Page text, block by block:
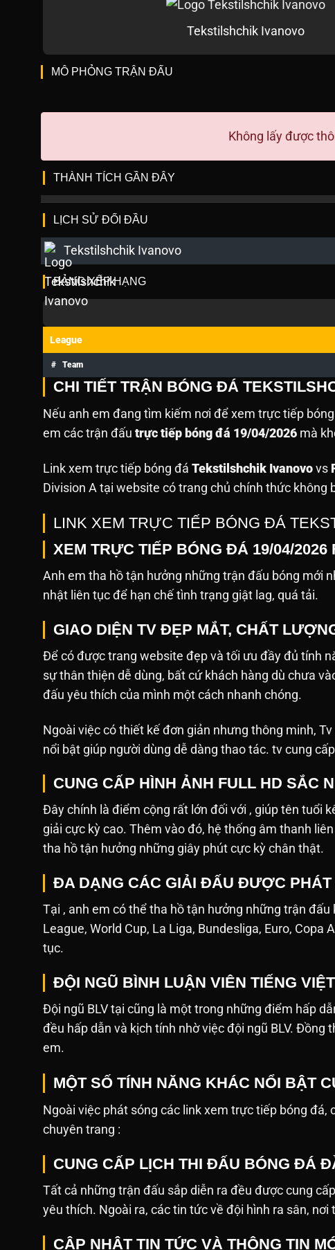
Tekstilshchik Ivanovo
MÔ PHỎNG TRẬN ĐẤU
Không lấy được
THÀNH TÍCH GẦN ĐÂY
LỊCH SỬ ĐỐI ĐẦU
Tekstilshchik Ivanovo
BẢNG XẾP HẠNG
League
# Team
CHI TIẾT TRẬN BÓNG ĐÁ
Nếu anh em đang tìm kiếm nơi để xem trực tiếp
em các trận đấu trực tiếp bóng đá 19/04/2026 mà
Link xem trực tiếp bóng đá Tekstilshchik Ivanovo vs
Division A tại website có trang chủ chính thức không
LINK XEM TRỰC TIẾP BÓNG ĐÁ
XEM TRỰC TIẾP BÓNG ĐÁ 19/04/2026
Anh em tha hồ tận hưởng những trận đấu bóng mới
nhật liên tục để hạn chế tình trạng giật lag, quá tải.
GIAO DIỆN TV ĐẸP MẮT, CHẤT
Để có được trang website đẹp và tối ưu đầy đủ tính
sự thân thiện dễ dùng, bất cứ khách hàng dù chưa
đấu yêu thích của mình một cách nhanh chóng.
Ngoài việc có thiết kế đơn giản nhưng thông minh,
nổi bật giúp người dùng dễ dàng thao tác. tv cung
CUNG CẤP HÌNH ẢNH FULL HD SẮC
Đây chính là điểm cộng rất lớn đối với , giúp tên tuổi
giải cực kỳ cao. Thêm vào đó, hệ thống âm thanh
tha hồ tận hưởng những giây phút cực kỳ chân thật.
ĐA DẠNG CÁC GIẢI ĐẤU ĐƯỢC PHÁT
Tại , anh em có thể tha hồ tận hưởng những trận
League, World Cup, La Liga, Bundesliga, Euro,
tục.
ĐỘI NGŨ BÌNH LUẬN VIÊN TIẾNG
Đội ngũ BLV tại cũng là một trong những điểm hấp
đều hấp dẫn và kịch tính nhờ việc đội ngũ BLV.
em.
MỘT SỐ TÍNH NĂNG KHÁC NỔI BẬT
Ngoài việc phát sóng các link xem trực tiếp bóng
chuyên trang :
CUNG CẤP LỊCH THI ĐẤU BÓNG ĐÁ
Tất cả những trận đấu sắp diễn ra đều được cung
yêu thích. Ngoài ra, các tin tức về đội hình ra sân,
CẬP NHẬT TIN TỨC VÀ THÔNG TIN